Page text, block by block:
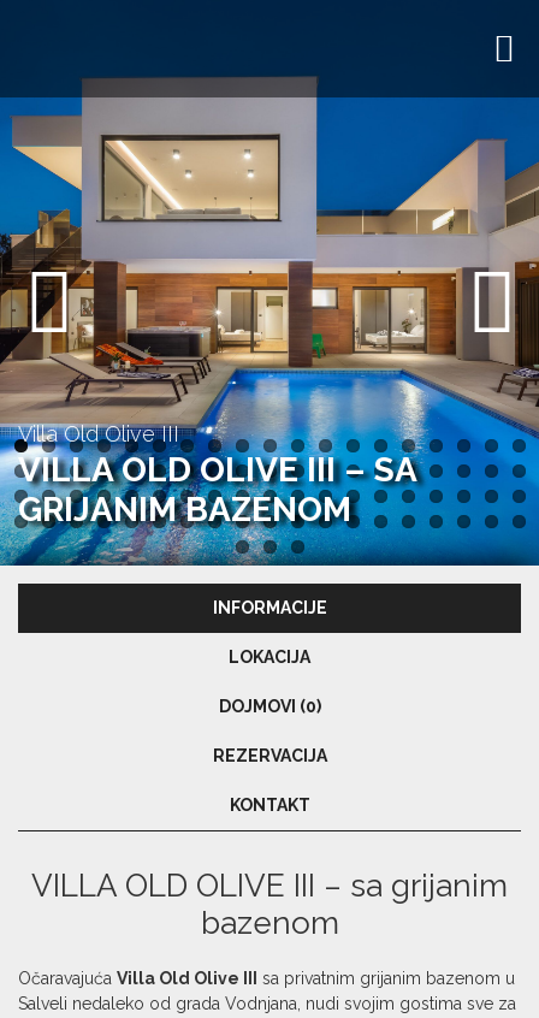
Previous Next
Villa Old Olive III
VILLA OLD OLIVE III – SA
GRIJANIM BAZENOM
INFORMACIJE
LOKACIJA
DOJMOVI (0)
REZERVACIJA
KONTAKT
VILLA OLD OLIVE III – sa grijanim
bazenom
Očaravajuća Villa Old Olive III
sa privatnim grijanim bazenom u
Salveli nedaleko od grada Vodnjana, nudi svojim gostima sve za